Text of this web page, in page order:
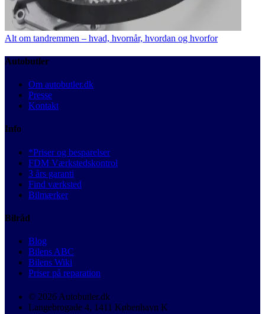
Alt om tandremmen – hvad, hvornår, hvordan og hvorfor
Autobutler
Om autobutler.dk
Presse
Kontakt
Info
*Priser og besparelser
FDM Værkstedskontrol
3 års garanti
Find værksted
Bilmærker
Bilråd
Blog
Bilens ABC
Bilens Wiki
Priser på reparation
© 2026 Autobutler.dk
Langebrogade 4, 1411 København K